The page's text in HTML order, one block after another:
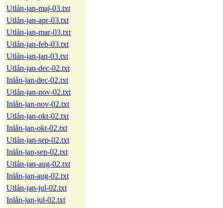
Utlån-jan-maj-03.txt
Utlån-jan-apr-03.txt
Utlån-jan-mar-03.txt
Utlån-jan-feb-03.txt
Utlån-jan-jan-03.txt
Utlån-jan-dec-02.txt
Inlån-jan-dec-02.txt
Utlån-jan-nov-02.txt
Inlån-jan-nov-02.txt
Utlån-jan-okt-02.txt
Inlån-jan-okt-02.txt
Utlån-jan-sep-02.txt
Inlån-jan-sep-02.txt
Utlån-jan-aug-02.txt
Inlån-jan-aug-02.txt
Utlån-jan-jul-02.txt
Inlån-jan-jul-02.txt